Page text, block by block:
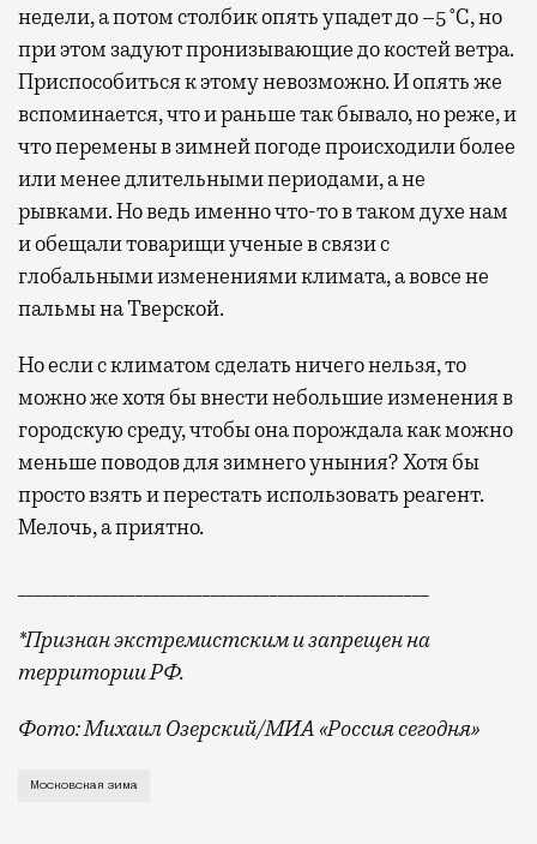
недели, а потом столбик опять упадет до –5 °С, но
при этом задуют пронизывающие до костей ветра.
Приспособиться к этому невозможно. И опять же
вспоминается, что и раньше так бывало, но реже, и
что перемены в зимней погоде происходили более
или менее длительными периодами, а не
рывками. Но ведь именно что-то в таком духе нам
и обещали товарищи ученые в связи с
глобальными изменениями климата, а вовсе не
пальмы на Тверской.
Но если с климатом сделать ничего нельзя, то
можно же хотя бы внести небольшие изменения в
городскую среду, чтобы она порождала как можно
меньше поводов для зимнего уныния? Хотя бы
просто взять и перестать использовать реагент.
Мелочь, а приятно.
*Признан экстремистским и запрещен на
территории РФ.
Фото: Михаил Озерский/МИА «Россия сегодня»
Примерно в середине нулевых москвичи
Московская зима